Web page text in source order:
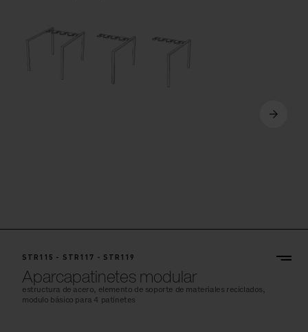
STR115 - STR117 - STR119
Aparcapatinetes modular
estructura de acero, elemento de soporte de materiales reciclados,
modulo básico para 4 patinetes